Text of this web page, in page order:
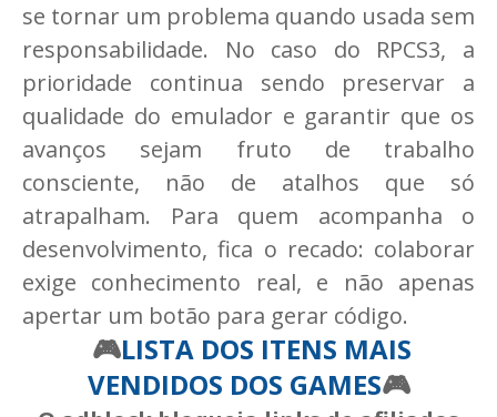
se tornar um problema quando usada sem
responsabilidade. No caso do RPCS3, a
prioridade continua sendo preservar a
qualidade do emulador e garantir que os
avanços sejam fruto de trabalho
consciente, não de atalhos que só
atrapalham. Para quem acompanha o
desenvolvimento, fica o recado: colaborar
exige conhecimento real, e não apenas
apertar um botão para gerar código.
🎮LISTA DOS ITENS MAIS
VENDIDOS DOS GAMES🎮